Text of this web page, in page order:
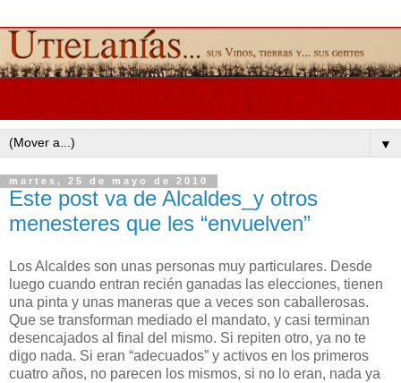
▼
martes, 25 de mayo de 2010
Este post va de Alcaldes_y otros
menesteres que les “envuelven”
Los Alcaldes son unas personas muy particulares. Desde
luego cuando entran recién ganadas las elecciones, tienen
una pinta y unas maneras que a veces son caballerosas.
Que se transforman mediado el mandato, y casi terminan
desencajados al final del mismo. Si repiten otro, ya no te
digo nada. Si eran “adecuados” y activos en los primeros
cuatro años, no parecen los mismos, si no lo eran, nada ya